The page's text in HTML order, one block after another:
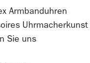
Armbanduhren
Uhrmacherkunst
Sie uns